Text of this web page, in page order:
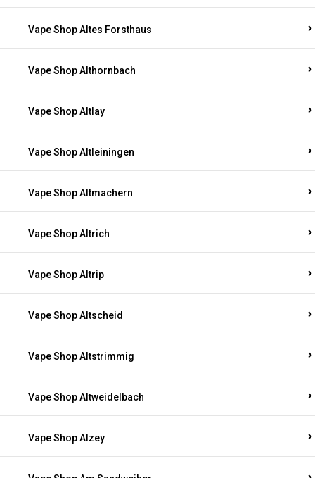
Vape Shop Altes Forsthaus
Vape Shop Althornbach
Vape Shop Altlay
Vape Shop Altleiningen
Vape Shop Altmachern
Vape Shop Altrich
Vape Shop Altrip
Vape Shop Altscheid
Vape Shop Altstrimmig
Vape Shop Altweidelbach
Vape Shop Alzey